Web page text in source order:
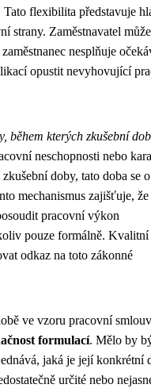
flexibilita představuje
strany. Zaměstnavatel může
nesplňuje
opustit nevyhovující
během kterých zkušební
neschopnosti nebo
doby, tato doba se
mechanismus zajišťuje, že
pracovní výkon
pouze formálně. Kvalitní
odkaz na toto zákonné
ve vzoru pracovní
formulací. Mělo by
jaká je její konkrétní
určité nebo